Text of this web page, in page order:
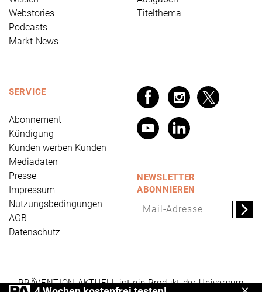
Webstories
Podcasts
Markt-News
Titelthema
SERVICE
Abonnement
Kündigung
Kunden werben Kunden
Mediadaten
Presse
Impressum
Nutzungsbedingungen
AGB
Datenschutz
NEWSLETTER
ABONNIEREN
PRÄVENTION AKTUELL ist ein Produkt der Universum